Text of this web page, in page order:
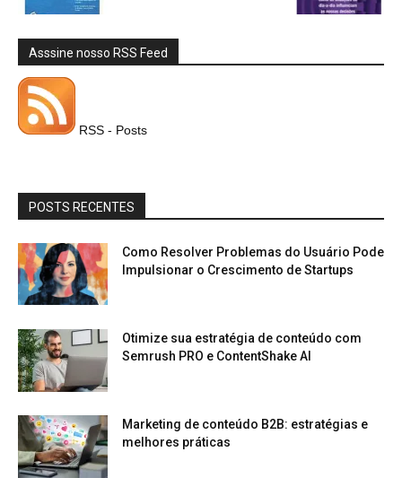
Asssine nosso RSS Feed
RSS - Posts
POSTS RECENTES
Como Resolver Problemas do Usuário Pode
Impulsionar o Crescimento de Startups
Otimize sua estratégia de conteúdo com
Semrush PRO e ContentShake AI
Marketing de conteúdo B2B: estratégias e
melhores práticas